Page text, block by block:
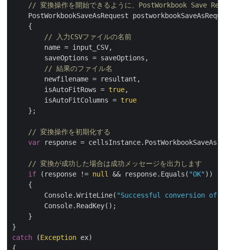
// 変換操作を開始できるように、PostWorkbook Save
PostWorkbookSaveAsRequest
    {
// 入力CSVファイルの名前
        name = input_CSV,
        saveOptions = saveOptions,
// 結果のファイル名
        newfilename = resultant,
        isAutoFitRows =
true,
        isAutoFitColumns =
true
    };
// 変換操作を初期化する
var response =
// 変換が成功した場合は成功メッセージを出力します
if (response != null && response.Equals( "OK" ))
    {
        Console.WriteLine(
"Successful conversion of
        Console.ReadKey();
    }
catch (Exception ex)
{